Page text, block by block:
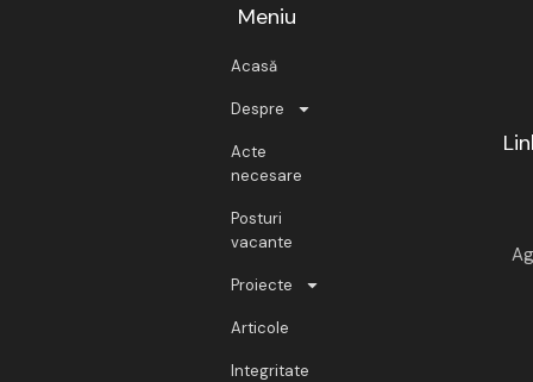
Meniu
Acasă
Despre
Acte
necesare
Posturi
vacante
Proiecte
Articole
Integritate